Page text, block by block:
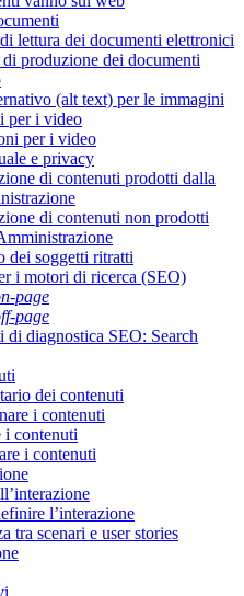
lettura dei documenti elettronici
produzione dei documenti
(alt text) per le immagini
per i video
per i video
e privacy
di contenuti prodotti dalla
di contenuti non prodotti
dei soggetti ritratti
i motori di ricerca (SEO)
page
page
di diagnostica SEO: Search
dei contenuti
i contenuti
i contenuti
i contenuti
l’interazione
tra scenari e user stories